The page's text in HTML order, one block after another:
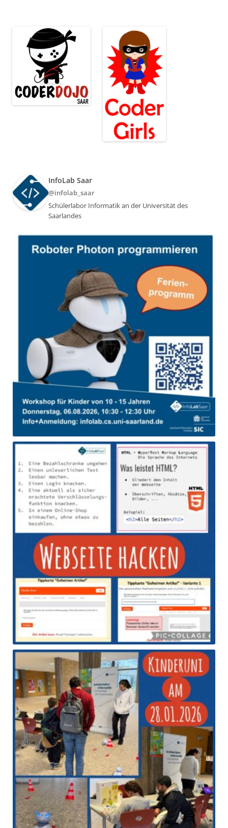
InfoLab Saar
@infolab_saar
Schülerlabor Informatik an der Universität des
Saarlandes